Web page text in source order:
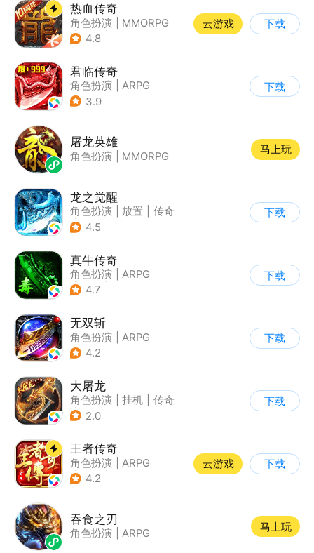
热血传奇
角色扮演
MMORPG
| 传奇
4.8
云游戏 下载
君临传奇
角色扮演
ARPG
| 传奇
3.9
下载
屠龙英雄
角色扮演 MMORPG
马上玩
龙之觉醒
角色扮演 放置
传奇
| 千人同屏
4.5
下载
真牛传奇
角色扮演
ARPG
| 传奇
4.7
下载
无双斩
角色扮演
ARPG
| 传奇
4.2
下载
大屠龙
角色扮演 挂机
传奇
| 千人同屏
2.0
下载
王者传奇
角色扮演
ARPG
| 传奇
4.2
云游戏 下载
吞食之刃
角色扮演 ARPG
马上玩